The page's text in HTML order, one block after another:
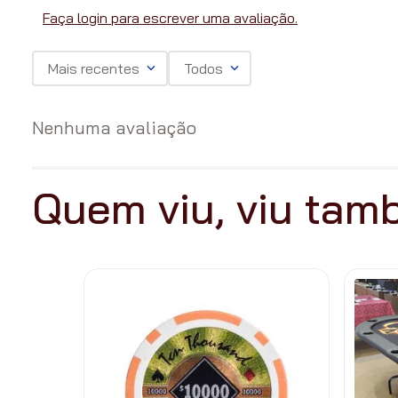
Faça login para escrever uma avaliação.
Mais recentes Todos
Nenhuma avaliação
Quem viu, viu